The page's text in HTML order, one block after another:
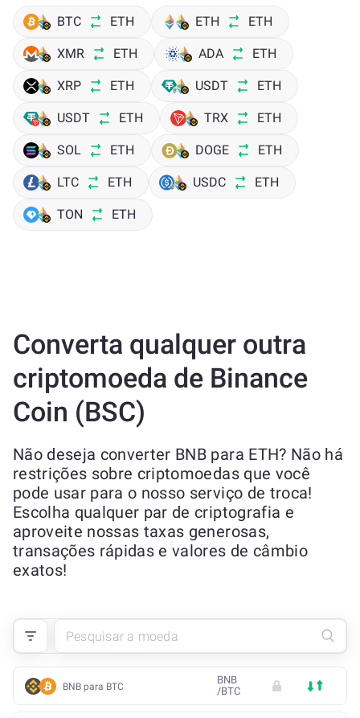
BTC ETH ETH ETH
XMR ETH ADA ETH
XRP ETH USDT ETH
USDT ETH TRX ETH
SOL ETH DOGE ETH
LTC ETH USDC ETH
TON ETH
Converta qualquer outra
criptomoeda de Binance
Coin (BSC)
Não deseja converter BNB para ETH? Não há
restrições sobre criptomoedas que você
pode usar para o nosso serviço de troca!
Escolha qualquer par de criptografia e
aproveite nossas taxas generosas,
transações rápidas e valores de câmbio
exatos!
BNB para BTC
BNB
/BTC